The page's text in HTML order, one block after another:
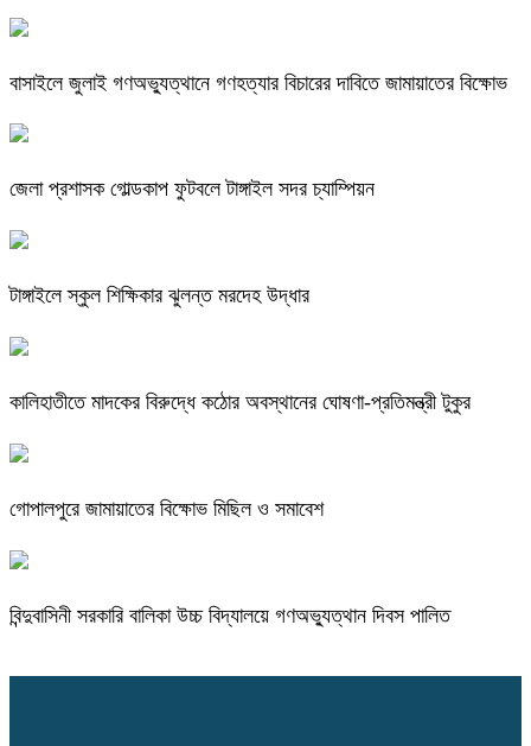
বাসাইলে জুলাই গণঅভ্যুত্থানে গণহত্যার বিচারের দাবিতে জামায়াতের বিক্ষোভ
জেলা প্রশাসক গোল্ডকাপ ফুটবলে টাঙ্গাইল সদর চ্যাম্পিয়ন
টাঙ্গাইলে স্কুল শিক্ষিকার ঝুলন্ত মরদেহ উদ্ধার
কালিহাতীতে মাদকের বিরুদ্ধে কঠোর অবস্থানের ঘোষণা-প্রতিমন্ত্রী টুকুর
গোপালপুরে জামায়াতের বিক্ষোভ মিছিল ও সমাবেশ
বিন্দুবাসিনী সরকারি বালিকা উচ্চ বিদ্যালয়ে গণঅভ্যুত্থান দিবস পালিত